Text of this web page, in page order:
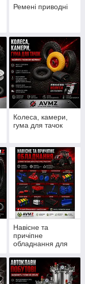
Ремені приводні
Колеса, камери,
гума для тачок
Навісне та
причіпне
обладнання для